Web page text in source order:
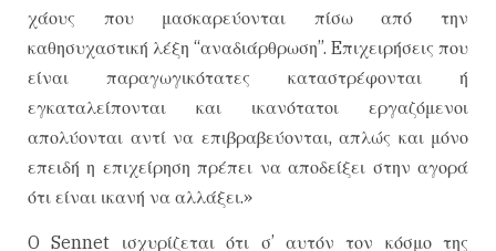
χάους που μασκαρεύονται πίσω από την
καθησυχαστική λέξη “αναδιάρθρωση”. Eπιχειρήσεις που
είναι παραγωγικότατες καταστρέφονται ή
εγκαταλείπονται και ικανότατοι εργαζόμενοι
απολύονται αντί να επιβραβεύονται, απλώς και μόνο
επειδή η επιχείρηση πρέπει να αποδείξει στην αγορά
ότι είναι ικανή να αλλάξει.»
O Sennet ισχυρίζεται ότι σ’ αυτόν τον κόσμο της